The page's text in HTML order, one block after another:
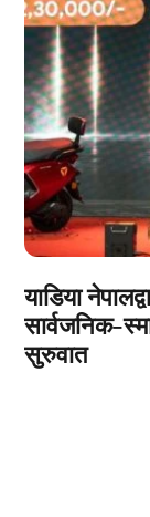
याडिया
सार्वजनिक-
सुरुवात